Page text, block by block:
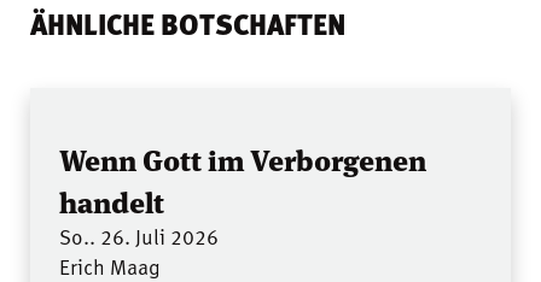
ÄHNLICHE BOTSCHAFTEN
Wenn Gott im Verborgenen
handelt
So.. 26. Juli 2026
Erich Maag